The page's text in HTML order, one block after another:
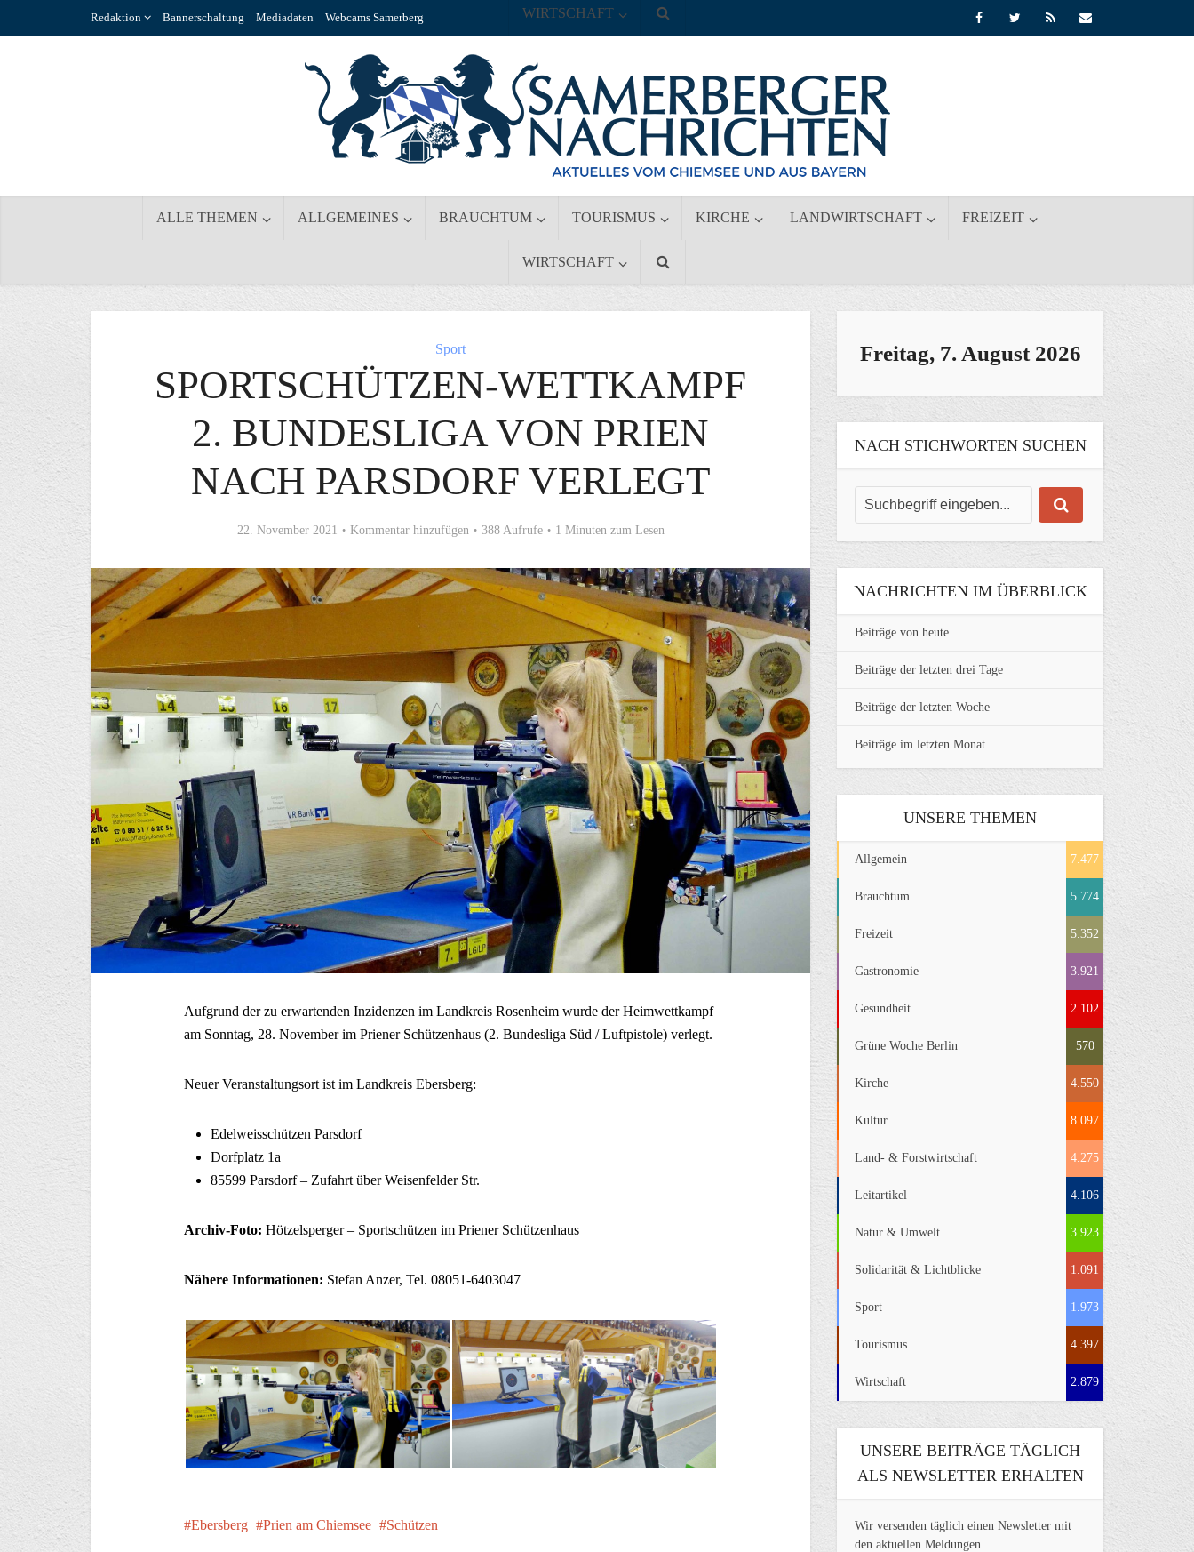
Redaktion Bannerschaltung Mediadaten Webcams Samerberg
ALLE THEMEN ALLGEMEINES BRAUCHTUM TOURISMUS KIRCHE LANDWIRTSCHAFT FREIZEIT
WIRTSCHAFT
WIRTSCHAFT
Sport
SPORTSCHÜTZEN-WETTKAMPF
2. BUNDESLIGA VON PRIEN
NACH PARSDORF VERLEGT
22. November 2021 Kommentar hinzufügen 388 Aufrufe 1 Minuten zum Lesen
Aufgrund der zu erwartenden Inzidenzen im Landkreis Rosenheim wurde der Heimwettkampf
am Sonntag, 28. November im Priener Schützenhaus (2. Bundesliga Süd / Luftpistole) verlegt.
Neuer Veranstaltungsort ist im Landkreis Ebersberg:
Edelweisschützen Parsdorf
Dorfplatz 1a
85599 Parsdorf – Zufahrt über Weisenfelder Str.
Archiv-Foto: Hötzelsperger – Sportschützen im Priener Schützenhaus
Nähere Informationen: Stefan Anzer, Tel. 08051-6403047
Ebersberg Prien am Chiemsee Schützen
Freitag, 7. August 2026
NACH STICHWORTEN SUCHEN
NACHRICHTEN IM ÜBERBLICK
Beiträge von heute
Beiträge der letzten drei Tage
Beiträge der letzten Woche
Beiträge im letzten Monat
UNSERE THEMEN
Allgemein 7.477
Brauchtum 5.774
Freizeit 5.352
Gastronomie 3.921
Gesundheit 2.102
Grüne Woche Berlin 570
Kirche 4.550
Kultur 8.097
Land- & Forstwirtschaft 4.275
Leitartikel 4.106
Natur & Umwelt 3.923
Solidarität & Lichtblicke 1.091
Sport 1.973
Tourismus 4.397
Wirtschaft 2.879
UNSERE BEITRÄGE TÄGLICH
ALS NEWSLETTER ERHALTEN
Wir versenden täglich einen Newsletter mit
den aktuellen Meldungen.